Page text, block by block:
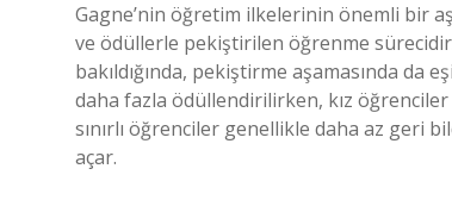
Gagne’nin öğretim ilkelerinin önemli bir
ve ödüllerle pekiştirilen öğrenme
bakıldığında, pekiştirme aşamasında da
daha fazla ödüllendirilirken, kız
sınırlı öğrenciler genellikle daha az geri
açar.